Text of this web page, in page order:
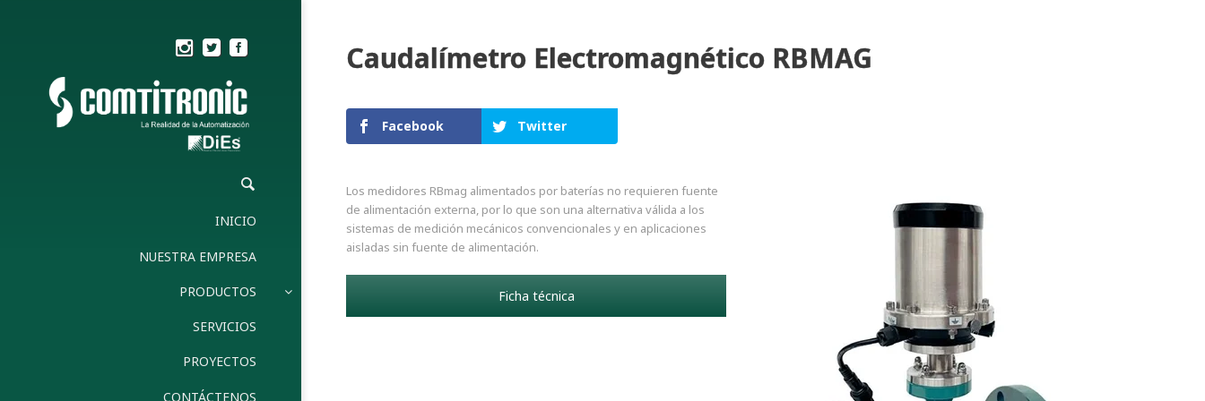
INICIO
NUESTRA EMPRESA
PRODUCTOS
SERVICIOS
PROYECTOS
CONTÁCTENOS
Caudalímetro Electromagnético RBMAG
Facebook Twitter
Los medidores RBmag alimentados por baterías no requieren fuente
de alimentación externa, por lo que son una alternativa válida a los
sistemas de medición mecánicos convencionales y en aplicaciones
aisladas sin fuente de alimentación.
Ficha técnica